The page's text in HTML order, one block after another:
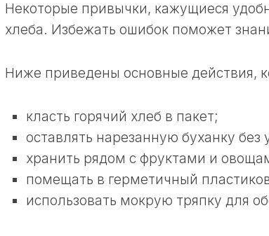
Некоторые привычки, кажущиеся
хлеба. Избежать ошибок поможет
Ниже приведены основные действия,
класть горячий хлеб в пакет;
оставлять нарезанную буханку без
хранить рядом с фруктами и
помещать в герметичный
использовать мокрую тряпку для